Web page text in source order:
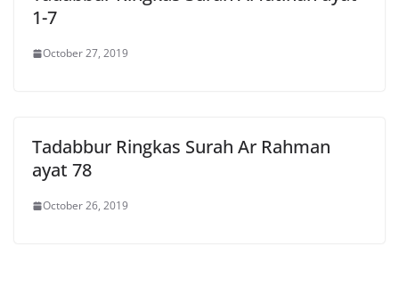
1-7
October 27, 2019
Tadabbur Ringkas Surah Ar Rahman
ayat 78
October 26, 2019